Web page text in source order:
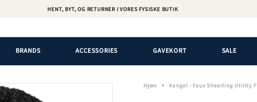
VI BYTTER ALLE ORDRER I 365 DAGE
HENT, BYT, OG RETURNER I VORES FYSISKE BUTIK
BRANDS ACCESSORIES GAVEKORT SALE
Hjem Kangol - Faux Shearling Utility